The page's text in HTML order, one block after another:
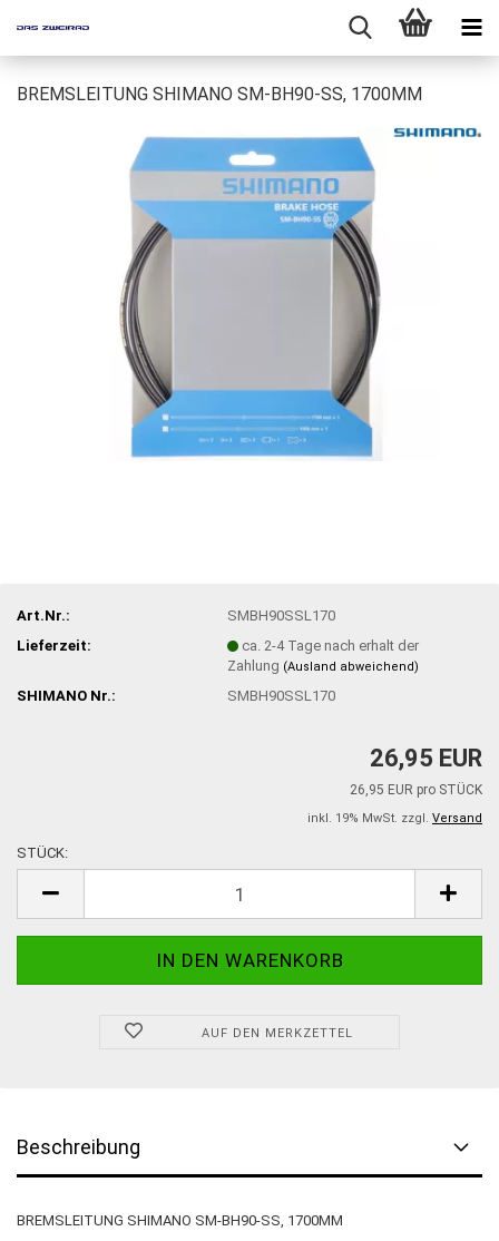
BREMSLEITUNG SHIMANO SM-BH90-SS, 1700MM
Art.Nr.:
SMBH90SSL170
Lieferzeit:
ca. 2-4 Tage nach erhalt der
Zahlung (Ausland abweichend)
SHIMANO Nr.: SMBH90SSL170
26,95 EUR
26,95 EUR pro STÜCK
inkl. 19% MwSt. zzgl. Versand
STÜCK:
AUF DEN MERKZETTEL
Beschreibung
BREMSLEITUNG SHIMANO SM-BH90-SS, 1700MM